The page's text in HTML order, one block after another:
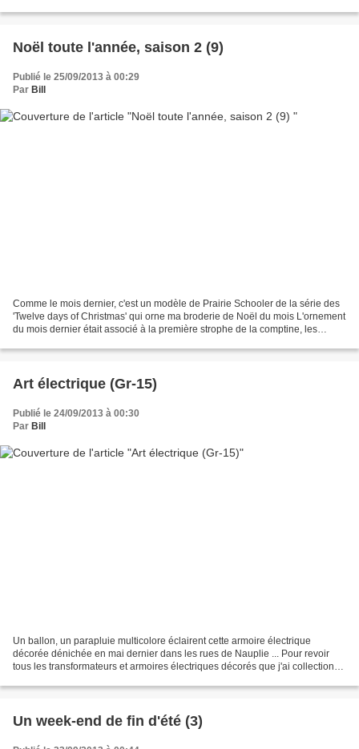
Noël toute l'année, saison 2 (9)
Publié le 25/09/2013 à 00:29
Par Bill
Comme le mois dernier, c'est un modèle de Prairie Schooler de la série des
'Twelve days of Christmas' qui orne ma broderie de Noël du mois L'ornement
du mois dernier était associé à la première strophe de la comptine, les
Art électrique (Gr-15)
Publié le 24/09/2013 à 00:30
Par Bill
Un ballon, un parapluie multicolore éclairent cette armoire électrique
décorée dénichée en mai dernier dans les rues de Nauplie ... Pour revoir
tous les transformateurs et armoires électriques décorés que j'ai collectionné
Un week-end de fin d'été (3)